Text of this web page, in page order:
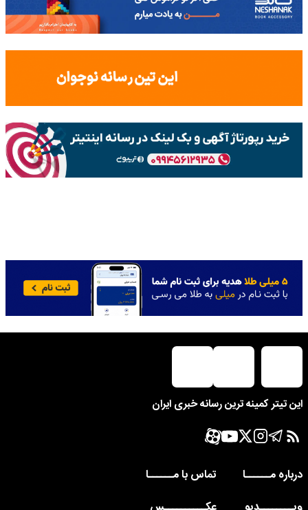
این تیتر کمینه ترین رسانه خبری ایران
درباره مــــــا
تماس با مــــــا